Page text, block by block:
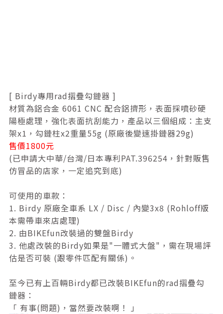
[ Birdy專用rad摺疊勾鏈器 ]
材質為鋁合金 6061 CNC 配合鋁擠形，表面採噴砂硬
陽極處理，強化表面抗刮能力，產品以三個組成：主支
架x1，勾鏈柱x2重量55g (原廠後變速掛鏈器29g)
售價1800元
(已申請大中華/台灣/日本專利PAT.396254，針對販售
仿冒品的店家，一定追究到底)
可使用的車款：
1. Birdy 原廠全車系 LX / Disc / 內變3x8 (Rohloff版
本需帶車來店處理)
2. 由BIKEfun改裝過的雙盤Birdy
3. 他處改裝的Birdy如果是"一體式大盤"，需在現場評
估是否可裝 (跟零件匹配有關係)。
至今已有上百輛Birdy都已改裝BIKEfun的rad摺疊勾
鏈器：
「 有事(問題)，當然要改裝啊！ 」